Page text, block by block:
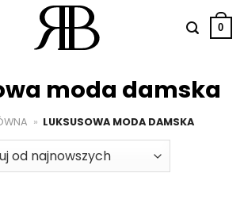
0
moda damska
» LUKSUSOWA MODA DAMSKA